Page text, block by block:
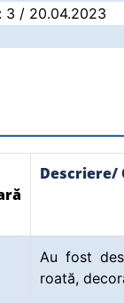
3 / 20.04.2023
Descriere/
Au fost
roată,